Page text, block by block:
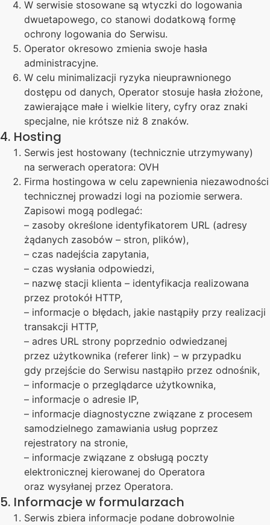
W serwisie stosowane są wtyczki do logowania
dwuetapowego, co stanowi dodatkową formę
ochrony logowania do Serwisu.
Operator okresowo zmienia swoje hasła
administracyjne.
W celu minimalizacji ryzyka nieuprawnionego
dostępu od danych, Operator stosuje hasła złożone,
zawierające małe i wielkie litery, cyfry oraz znaki
specjalne, nie krótsze niż 8 znaków.
4. Hosting
Serwis jest hostowany (technicznie utrzymywany)
na serwerach operatora: OVH
Firma hostingowa w celu zapewnienia niezawodności
technicznej prowadzi logi na poziomie serwera.
Zapisowi mogą podlegać:
– zasoby określone identyfikatorem URL (adresy
żądanych zasobów – stron, plików),
– czas nadejścia zapytania,
– czas wysłania odpowiedzi,
– nazwę stacji klienta – identyfikacja realizowana
przez protokół HTTP,
– informacje o błędach, jakie nastąpiły przy realizacji
transakcji HTTP,
– adres URL strony poprzednio odwiedzanej
przez użytkownika (referer link) – w przypadku
gdy przejście do Serwisu nastąpiło przez odnośnik,
– informacje o przeglądarce użytkownika,
– informacje o adresie IP,
– informacje diagnostyczne związane z procesem
samodzielnego zamawiania usług poprzez
rejestratory na stronie,
– informacje związane z obsługą poczty
elektronicznej kierowanej do Operatora
oraz wysyłanej przez Operatora.
5. Informacje w formularzach
Serwis zbiera informacje podane dobrowolnie